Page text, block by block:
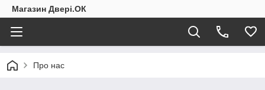
Магазин Двері.ОК
Про нас